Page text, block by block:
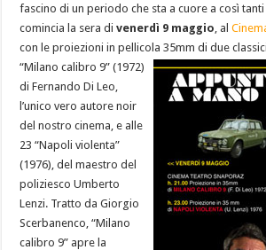
fascino di un periodo che sta a cuore a così
comincia la sera divenerdì 9 maggio, al
con le proiezioni in pellicola 35mm di due
“Milano calibro 9” (1972)
di Fernando Di Leo,
l’unico vero autore noir
del nostro cinema, e alle
23 “Napoli violenta”
(1976), del maestro del
poliziesco Umberto
Lenzi. Tratto da Giorgio
Scerbanenco, “Milano
calibro 9” apre la